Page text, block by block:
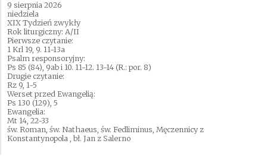
9 sierpnia 2026
niedziela
XIX Tydzień zwykły
Rok liturgiczny: A/II
Pierwsze czytanie:
1 Krl 19, 9. 11-13a
Psalm responsoryjny:
Ps 85 (84), 9ab i 10. 11-12. 13-14 (R.: por. 8)
Drugie czytanie:
Rz 9, 1-5
Werset przed Ewangelią:
Ps 130 (129), 5
Ewangelia:
Mt 14, 22-33
św. Roman, św. Nathaeus, św. Fedliminus, Męczennicy z
Konstantynopola , bł. Jan z Salerno